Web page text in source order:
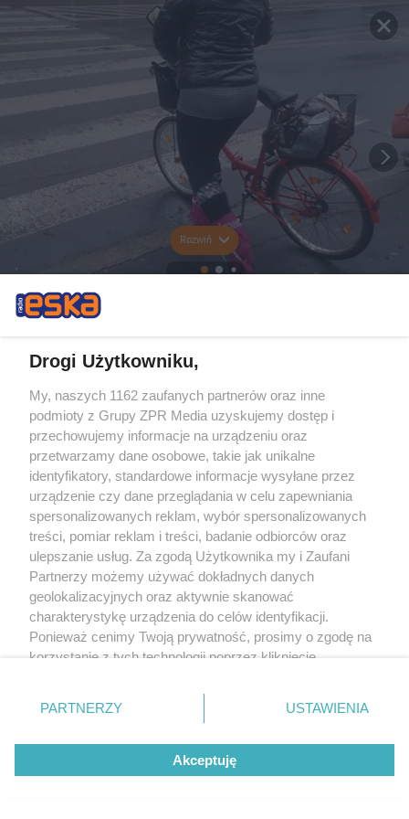
Rozwiń
Drogi Użytkowniku,
My, naszych 1162 zaufanych partnerów oraz inne
podmioty z Grupy ZPR Media uzyskujemy dostęp i
przechowujemy informacje na urządzeniu oraz
przetwarzamy dane osobowe, takie jak unikalne
identyfikatory, standardowe informacje wysyłane przez
urządzenie czy dane przeglądania w celu zapewniania
spersonalizowanych reklam, wybór spersonalizowanych
treści, pomiar reklam i treści, badanie odbiorców oraz
ulepszanie usług. Za zgodą Użytkownika my i Zaufani
Partnerzy możemy używać dokładnych danych
geolokalizacyjnych oraz aktywnie skanować
charakterystykę urządzenia do celów identyfikacji.
Ponieważ cenimy Twoją prywatność, prosimy o zgodę na
korzystanie z tych technologii poprzez kliknięcie
zmienić/wycofać klikając przycisk ustawień prywatności
znajdujący się w lewym dolnym rogu strony
rodzaje przetwarzania danych nie wymagają zgody
użytkownika, ale masz prawo sprzeciwić się takiemu
przetwarzaniu. Preferencje będą miały zastosowanie tylko
PARTNERZY USTAWIENIA
Akceptuję